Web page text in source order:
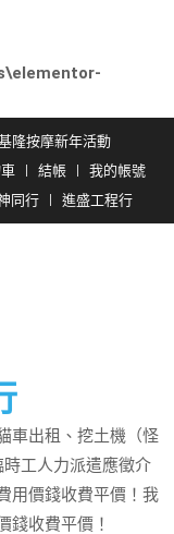
隆按摩新年活動
結帳
我的帳號
同行 進盛工程行
車出租、挖土機（怪
工人力派遣應徵介
用價錢收費平價！我
錢收費平價！